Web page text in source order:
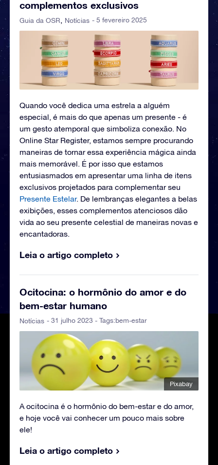
complementos exclusivos
Guia da OSR Notícias - 5 fevereiro 2025
Quando você dedica uma estrela a alguém
especial, é mais do que apenas um presente - é
um gesto atemporal que simboliza conexão. No
Online Star Register, estamos sempre procurando
maneiras de tornar essa experiência mágica ainda
mais memorável. É por isso que estamos
entusiasmados em apresentar uma linha de itens
exclusivos projetados para complementar seu
Presente Estelar. De lembranças elegantes a belas
exibições, esses complementos atenciosos dão
vida ao seu presente celestial de maneiras novas e
encantadoras.
Leia o artigo completo
Ocitocina: o hormônio do amor e do
bem-estar humano
Notícias - 31 julho 2023 - Tags:bem-estar
Pixabay
A ocitocina é o hormônio do bem-estar e do amor,
e hoje você vai conhecer um pouco mais sobre
ele!
Leia o artigo completo